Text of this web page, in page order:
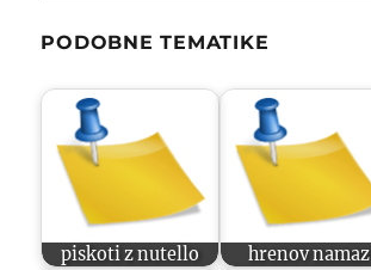
PODOBNE TEMATIKE
piskoti z nutello hrenov namaz